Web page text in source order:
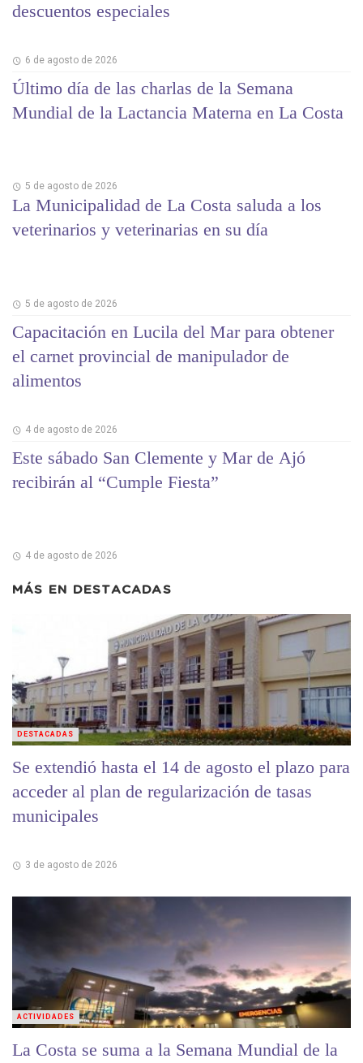
descuentos especiales
6 de agosto de 2026
Último día de las charlas de la Semana
Mundial de la Lactancia Materna en La Costa
5 de agosto de 2026
La Municipalidad de La Costa saluda a los
veterinarios y veterinarias en su día
5 de agosto de 2026
Capacitación en Lucila del Mar para obtener
el carnet provincial de manipulador de
alimentos
4 de agosto de 2026
Este sábado San Clemente y Mar de Ajó
recibirán al “Cumple Fiesta”
4 de agosto de 2026
MÁS EN DESTACADAS
Se extendió hasta el 14 de agosto el plazo para
acceder al plan de regularización de tasas
municipales
3 de agosto de 2026
DESTACADAS
La Costa se suma a la Semana Mundial de la
ACTIVIDADES